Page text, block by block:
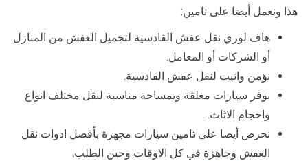
هذا ونعمل أيضا على تامين:
هاف لوري نقل عفش القادسية لتحميل العفش من المنازل
أو الشركات أو المعامل.
نؤمن وانيت لنقل عفش القادسية.
نوفر سيارات مغلقة وبمساحة مناسبة لنقل مختلف انواع
واحجام الاثاث.
نحرص أيضا على تامين سيارات مجهزة بأفضل ادوات نقل
العفش وجاهزة في كل الاوقات وحين الطلب.